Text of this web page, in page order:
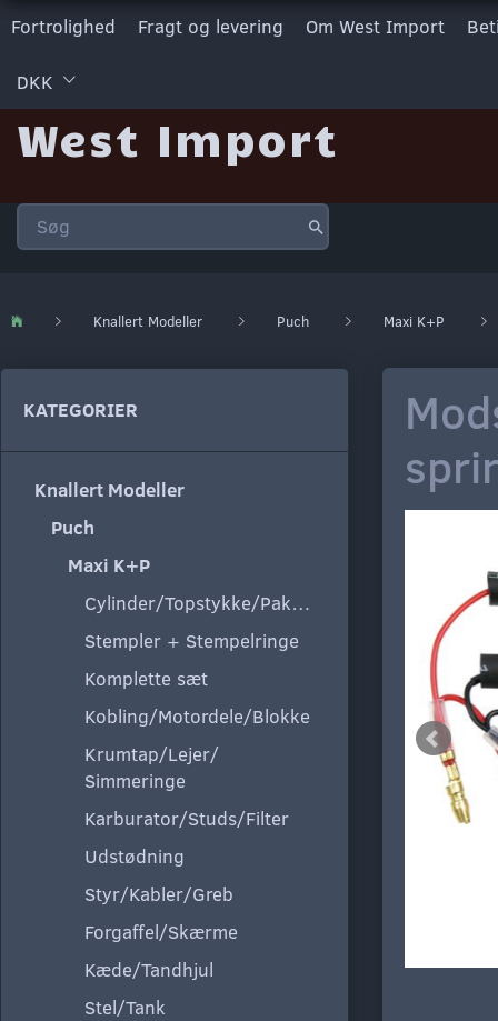
Fortrolighed Fragt og levering Om West Import
DKK
West Import
Knallert Modeller Puch Maxi K+P
KATEGORIER
Knallert Modeller
Puch
Maxi K+P
Cylinder/Topstykke/Pakning
Stempler + Stempelringe
Komplette sæt
Kobling/Motordele/Blokke
Krumtap/Lejer/
Simmeringe
Karburator/Studs/Filter
Udstødning
Styr/Kabler/Greb
Forgaffel/Skærme
Kæde/Tandhjul
Stel/Tank